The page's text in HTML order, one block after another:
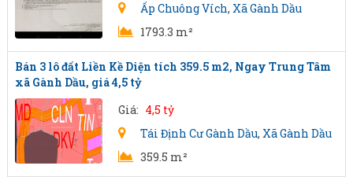
Ấp Chuông Vích, Xã Gành Dầu
1793.3 m²
Bán 3 lô đất Liền Kề Diện tích 359.5 m2, Ngay Trung Tâm
xã Gành Dầu, giá 4,5 tỷ
Giá: 4,5 tỷ
Tái Định Cư Gành Dầu, Xã Gành Dầu
359.5 m²